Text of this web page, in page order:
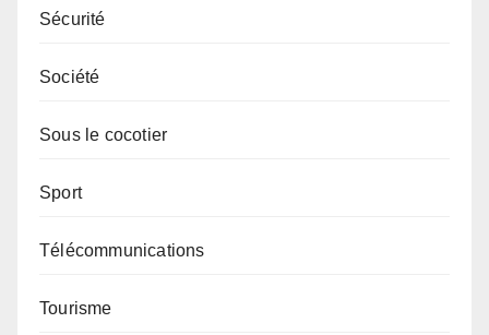
Sécurité
Société
Sous le cocotier
Sport
Télécommunications
Tourisme